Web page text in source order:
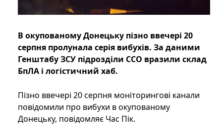
В окупованому Донецьку пізно ввечері 20
серпня пролунала серія вибухів. За даними
Генштабу ЗСУ підрозділи ССО вразили склад
БпЛА і логістичний хаб.
Пізно ввечері 20 серпня моніторингові канали
повідомили про вибухи в окупованому
Донецьку, повідомляє Час Пік.